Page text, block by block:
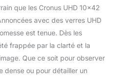
que les Cronus UHD 10×42
avec des verres UHD
est tenue. Dès les
frappée par la clarté et la
Que ce soit pour observer
dense ou pour détailler un